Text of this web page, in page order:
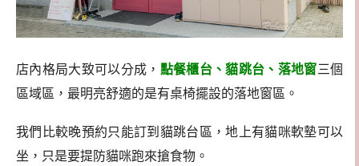
店內格局大致可以分成， 點餐櫃台、貓跳台、落地窗三個
區域區，最明亮舒適的是有桌椅擺設的落地窗區。
我們比較晚預約只能訂到貓跳台區，地上有貓咪軟墊可以
坐，只是要提防貓咪跑來搶食物。